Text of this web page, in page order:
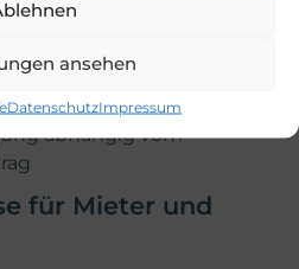
ansehen
DatenschutzImpressum
insbesondere bei
und Verschleiß nicht
abhängig vom
für Mieter und